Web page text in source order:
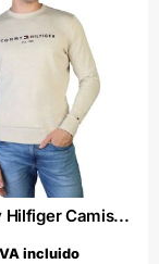
Hilfiger Camis...
incluido